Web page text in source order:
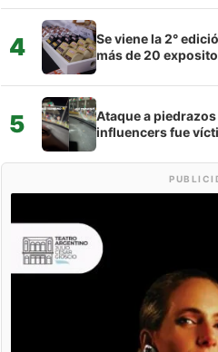
4
Se viene la 2°
más de 20
5
Ataque a
influencers fue